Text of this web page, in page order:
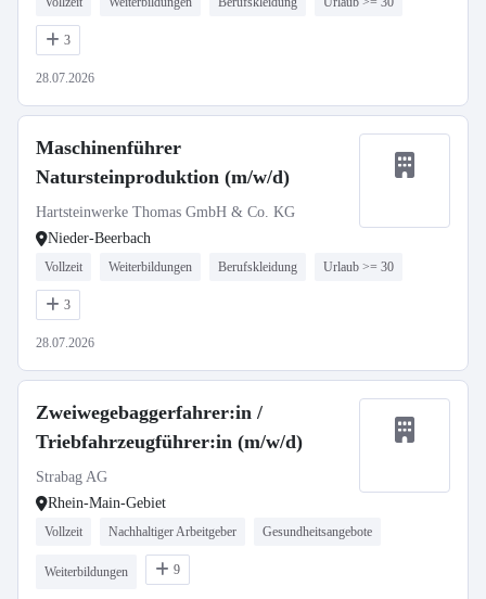
3
28.07.2026
Maschinenführer
Natursteinproduktion (m/w/d)
Hartsteinwerke Thomas GmbH & Co. KG
Nieder-Beerbach
Vollzeit Weiterbildungen Berufskleidung Urlaub >= 30
3
28.07.2026
Zweiwegebaggerfahrer:in /
Triebfahrzeugführer:in (m/w/d)
Strabag AG
Rhein-Main-Gebiet
Vollzeit Nachhaltiger Arbeitgeber Gesundheitsangebote
Weiterbildungen 9